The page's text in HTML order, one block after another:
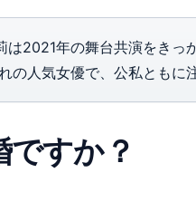
は2021年の舞台共演をき
の人気女優で、公私ともに
すか？